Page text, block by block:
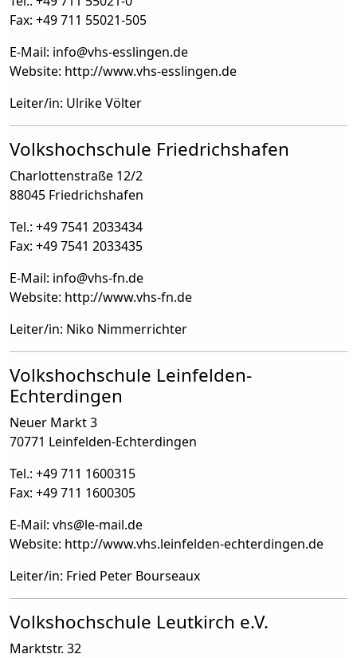
Fax: +49 711 55021-505
E-Mail: info@vhs-esslingen.de
Website: http://www.vhs-esslingen.de
Leiter/in: Ulrike Völter
Volkshochschule Friedrichshafen
Charlottenstraße 12/2
88045 Friedrichshafen
Tel.: +49 7541 2033434
Fax: +49 7541 2033435
E-Mail: info@vhs-fn.de
Website: http://www.vhs-fn.de
Leiter/in: Niko Nimmerrichter
Volkshochschule Leinfelden-
Echterdingen
Neuer Markt 3
70771 Leinfelden-Echterdingen
Tel.: +49 711 1600315
Fax: +49 711 1600305
E-Mail: vhs@le-mail.de
Website: http://www.vhs.leinfelden-echterdingen.de
Leiter/in: Fried Peter Bourseaux
Volkshochschule Leutkirch e.V.
Marktstr. 32